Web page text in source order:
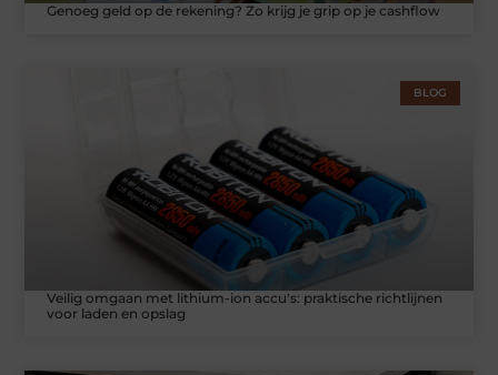
Genoeg geld op de rekening? Zo krijg je grip op je cashflow
BLOG
Veilig omgaan met lithium-ion accu's: praktische richtlijnen
voor laden en opslag